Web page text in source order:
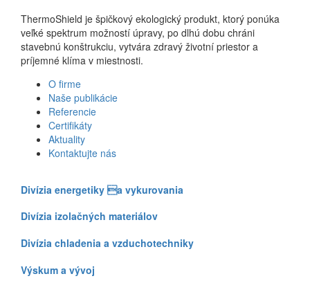
ThermoShield je špičkový ekologický produkt, ktorý ponúka
veľké spektrum možností úpravy, po dlhú dobu chráni
stavebnú konštrukciu, vytvára zdravý životní priestor a
príjemné klíma v miestnosti.
O firme
Naše publikácie
Referencie
Certifikáty
Aktuality
Kontaktujte nás
Divízia energetiky a vykurovania
Divízia izolačných materiálov
Divízia chladenia a vzduchotechniky
Výskum a vývoj